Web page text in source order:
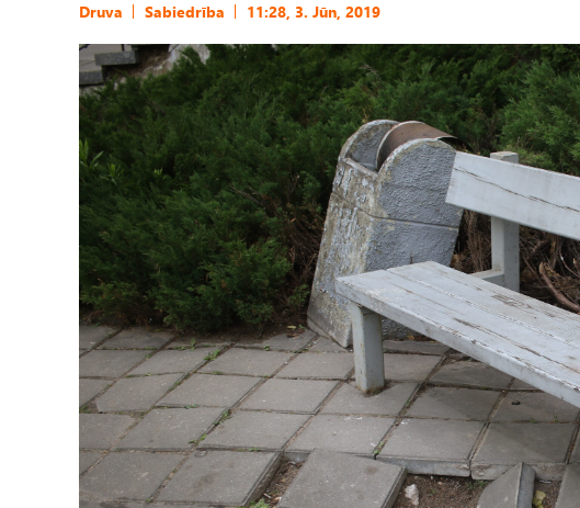
Druva Sabiedrība 11:28, 3. Jūn, 2019